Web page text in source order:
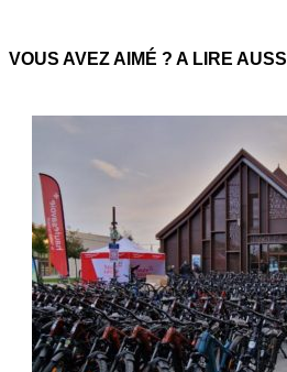
VOUS AVEZ AIMÉ ? A LIRE AUSSI